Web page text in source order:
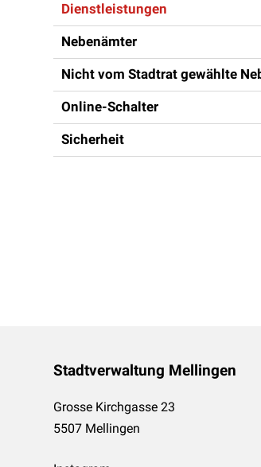
Dienstleistungen
Nebenämter
Nicht vom Stadtrat gewählte
Online-Schalter
Sicherheit
Footer
Stadtverwaltung Mellingen
Grosse Kirchgasse 23
5507 Mellingen